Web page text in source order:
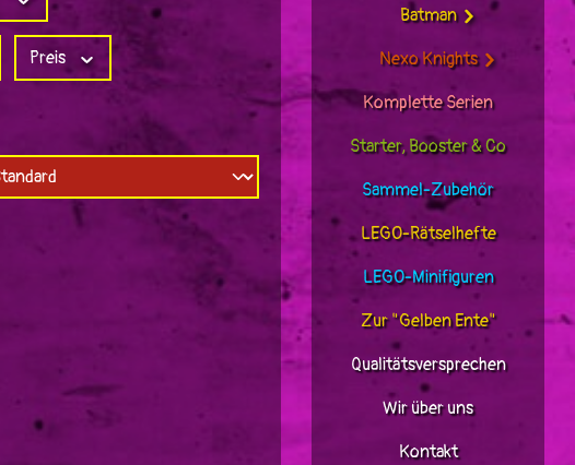
Batman
Nexo Knights
Komplette Serien
Starter, Booster & Co
Sammel-Zubehör
LEGO-Rätselhefte
LEGO-Minifiguren
Zur "Gelben Ente"
Qualitätsversprechen
Wir über uns
Kontakt
Preis